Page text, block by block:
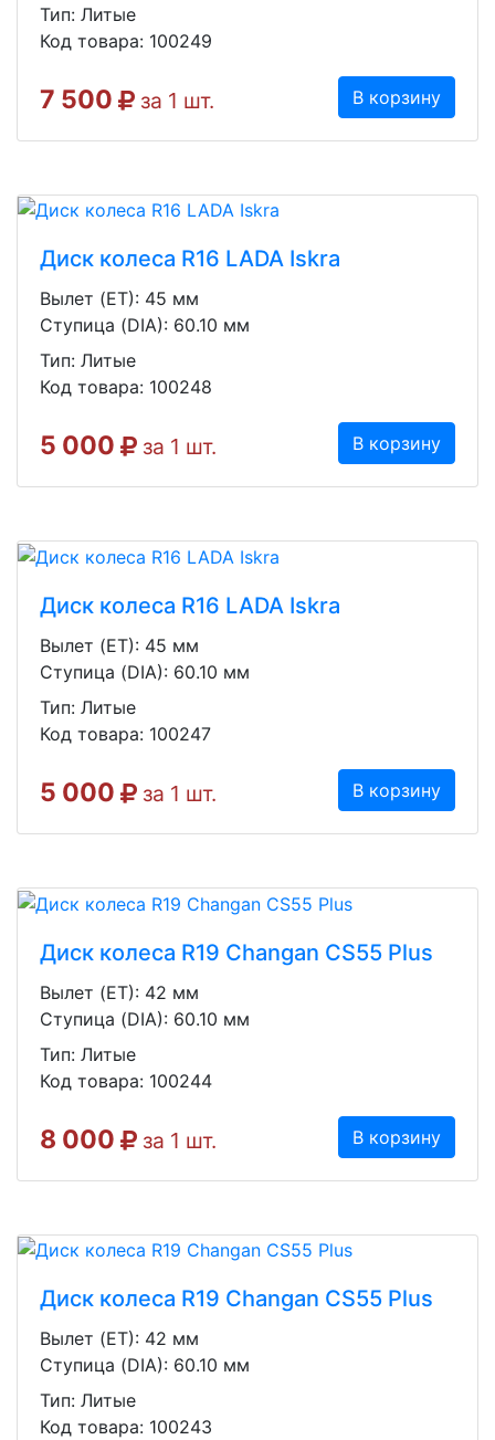
Тип: Литые
Код товара: 100249
7 500 за 1 шт. В корзину
Диск колеса R16 LADA Iskra
Вылет (ET): 45 мм
Ступица (DIA): 60.10 мм
Тип: Литые
Код товара: 100248
5 000 за 1 шт. В корзину
Диск колеса R16 LADA Iskra
Вылет (ET): 45 мм
Ступица (DIA): 60.10 мм
Тип: Литые
Код товара: 100247
5 000 за 1 шт. В корзину
Диск колеса R19 Changan CS55 Plus
Вылет (ET): 42 мм
Ступица (DIA): 60.10 мм
Тип: Литые
Код товара: 100244
8 000 за 1 шт. В корзину
Диск колеса R19 Changan CS55 Plus
Вылет (ET): 42 мм
Ступица (DIA): 60.10 мм
Тип: Литые
Код товара: 100243